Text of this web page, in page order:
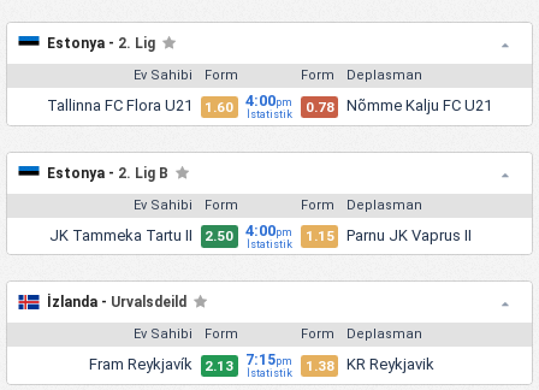
Estonya - 2. Lig
Ev Sahibi Form Form Deplasman
Tallinna FC Flora U21 1.60 4:00pm
İstatistik
0.78 Nõmme Kalju FC U21
Estonya - 2. Lig B
Ev Sahibi Form Form Deplasman
JK Tammeka Tartu II 2.50 4:00pm
İstatistik
1.15 Parnu JK Vaprus II
İzlanda - Urvalsdeild
Ev Sahibi Form Form Deplasman
Fram Reykjavík 2.13 7:15pm
İstatistik
1.38 KR Reykjavik